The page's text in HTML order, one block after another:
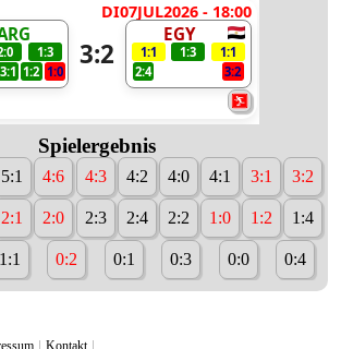
DI07JUL2026 - 18:00
1:3
3:1 1:2 1:0
3:2
EGY
1:1 1:3
1:1
2:4
3:2
Spielergebnis
5:1 4:6 4:3 4:2 4:0 4:1 3:1 3:2
2:1 2:0 2:3 2:4 2:2 1:0 1:2 1:4
1:1 0:2 0:1 0:3 0:0 0:4
Kontakt